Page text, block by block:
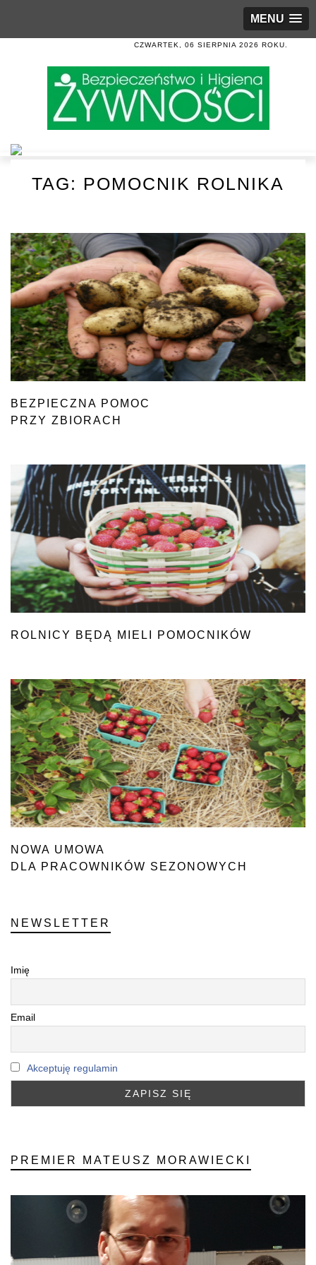
MENU
CZWARTEK, 06 SIERPNIA 2026 ROKU.
TAG: POMOCNIK ROLNIKA
BEZPIECZNA POMOC
PRZY ZBIORACH
ROLNICY BĘDĄ MIELI POMOCNIKÓW
NOWA UMOWA
DLA PRACOWNIKÓW SEZONOWYCH
NEWSLETTER
Imię
Email
Akceptuję regulamin
PREMIER MATEUSZ MORAWIECKI